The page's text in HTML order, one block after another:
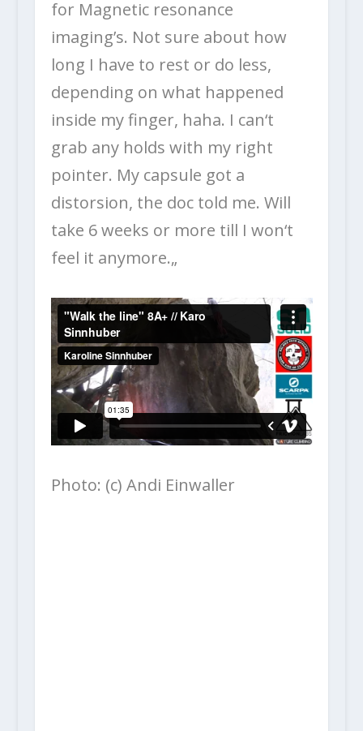
for Magnetic resonance
imaging’s. Not sure about how
long I have to rest or do less,
depending on what happened
inside my finger, haha. I can‘t
grab any holds with my right
pointer. My capsule got a
distorsion, the doc told me. Will
take 6 weeks or more till I won‘t
feel it anymore.„
Photo: (c) Andi Einwaller